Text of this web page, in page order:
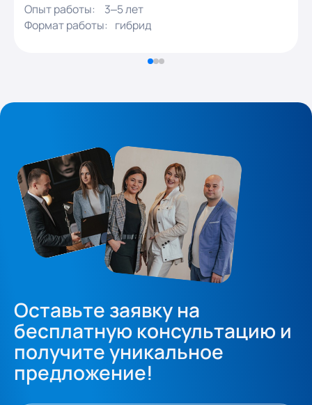
Опыт работы:
3–5 лет
Формат работы: гибрид
Оставьте заявку на
бесплатную консультацию и
получите уникальное
предложение!